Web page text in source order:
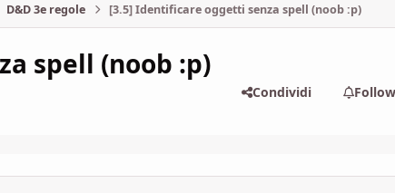
D&D 3e regole [3.5] Identificare oggetti senza spell (noob :p)
spell (noob :p)
Condividi